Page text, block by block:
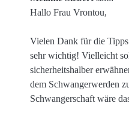
Hallo Frau Vrontou,
Vielen Dank für die
sehr wichtig! Vielleicht
sicherheitshalber
dem Schwangerwerden
Schwangerschaft wäre